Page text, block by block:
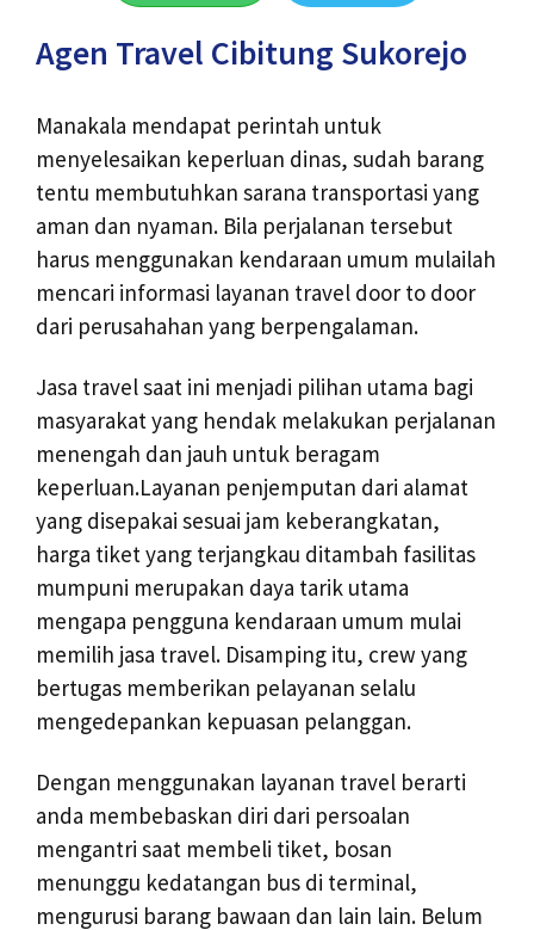
Agen Travel Cibitung Sukorejo
Manakala mendapat perintah untuk
menyelesaikan keperluan dinas, sudah barang
tentu membutuhkan sarana transportasi yang
aman dan nyaman. Bila perjalanan tersebut
harus menggunakan kendaraan umum mulailah
mencari informasi layanan travel door to door
dari perusahahan yang berpengalaman.
Jasa travel saat ini menjadi pilihan utama bagi
masyarakat yang hendak melakukan perjalanan
menengah dan jauh untuk beragam
keperluan.Layanan penjemputan dari alamat
yang disepakai sesuai jam keberangkatan,
harga tiket yang terjangkau ditambah fasilitas
mumpuni merupakan daya tarik utama
mengapa pengguna kendaraan umum mulai
memilih jasa travel. Disamping itu, crew yang
bertugas memberikan pelayanan selalu
mengedepankan kepuasan pelanggan.
Dengan menggunakan layanan travel berarti
anda membebaskan diri dari persoalan
mengantri saat membeli tiket, bosan
menunggu kedatangan bus di terminal,
mengurusi barang bawaan dan lain lain. Belum